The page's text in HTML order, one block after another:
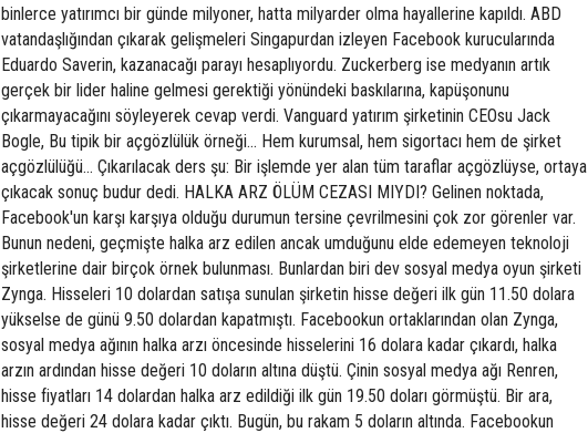
binlerce yatırımcı bir günde milyoner, hatta milyarder olma hayallerine kapıldı. ABD
vatandaşlığından çıkarak gelişmeleri Singapurdan izleyen Facebook kurucularında
Eduardo Saverin, kazanacağı parayı hesaplıyordu. Zuckerberg ise medyanın artık
gerçek bir lider haline gelmesi gerektiği yönündeki baskılarına, kapüşonunu
çıkarmayacağını söyleyerek cevap verdi. Vanguard yatırım şirketinin CEOsu Jack
Bogle, Bu tipik bir açgözlülük örneği... Hem kurumsal, hem sigortacı hem de şirket
açgözlülüğü... Çıkarılacak ders şu: Bir işlemde yer alan tüm taraflar açgözlüyse, ortaya
çıkacak sonuç budur dedi. HALKA ARZ ÖLÜM CEZASI MIYDI? Gelinen noktada,
Facebook'un karşı karşıya olduğu durumun tersine çevrilmesini çok zor görenler var.
Bunun nedeni, geçmişte halka arz edilen ancak umduğunu elde edemeyen teknoloji
şirketlerine dair birçok örnek bulunması. Bunlardan biri dev sosyal medya oyun şirketi
Zynga. Hisseleri 10 dolardan satışa sunulan şirketin hisse değeri ilk gün 11.50 dolara
yükselse de günü 9.50 dolardan kapatmıştı. Facebookun ortaklarından olan Zynga,
sosyal medya ağının halka arzı öncesinde hisselerini 16 dolara kadar çıkardı, halka
arzın ardından hisse değeri 10 doların altına düştü. Çinin sosyal medya ağı Renren,
hisse fiyatları 14 dolardan halka arz edildiği ilk gün 19.50 doları görmüştü. Bir ara,
hisse değeri 24 dolara kadar çıktı. Bugün, bu rakam 5 doların altında. Facebookun